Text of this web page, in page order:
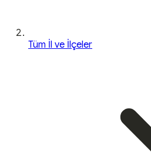
Tüm İl ve İlçeler